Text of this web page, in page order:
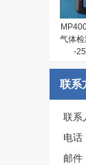
气体
-
联系
联系
电话
邮件